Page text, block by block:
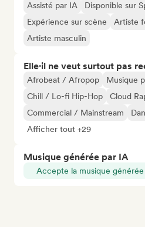
Assisté par IA
Disponible sur
Expérience sur scène
Artiste
Artiste masculin
Elle·il ne veut surtout pas
Afrobeat / Afropop
Musique
Chill / Lo-fi Hip-Hop
Cloud
Commercial / Mainstream
Afficher tout +29
Musique générée par IA
Accepte la musique